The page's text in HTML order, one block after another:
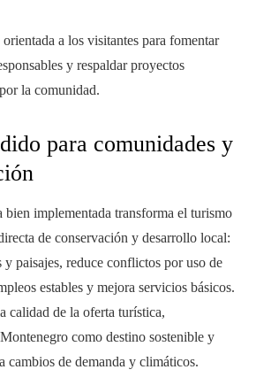
a los visitantes para fomentar
y respaldar proyectos
la comunidad.
para comunidades y
implementada transforma el turismo
de conservación y desarrollo local:
y paisajes, reduce conflictos por uso de
estables y mejora servicios básicos.
calidad de la oferta turística,
como destino sostenible y
cambios de demanda y climáticos.